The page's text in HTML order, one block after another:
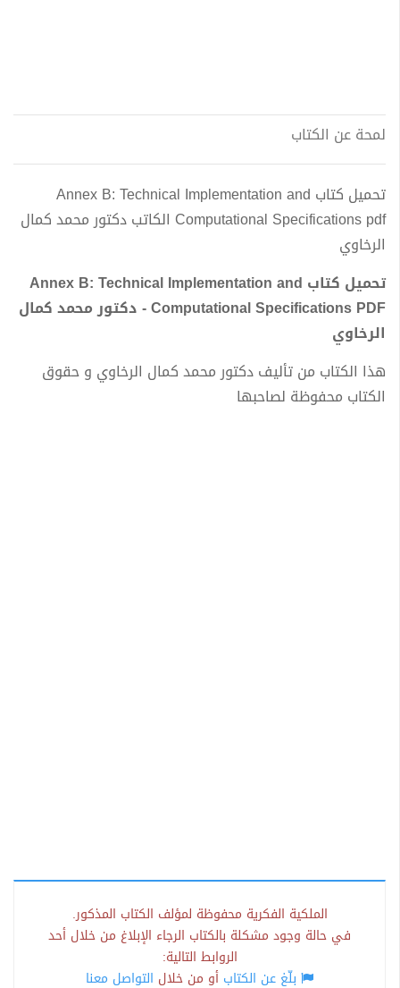
لمحة عن الكتاب
تحميل كتاب Annex B: Technical Implementation and
Computational Specifications pdf الكاتب دكتور محمد كمال
الرخاوي
تحميل كتاب Annex B: Technical Implementation and
Computational Specifications PDF - دكتور محمد كمال
الرخاوي
هذا الكتاب من تأليف دكتور محمد كمال الرخاوي و حقوق
الكتاب محفوظة لصاحبها
الملكية الفكرية محفوظة لمؤلف الكتاب المذكور.
في حالة وجود مشكلة بالكتاب الرجاء الإبلاغ من خلال أحد
الروابط التالية:
بلّغ عن الكتاب أو من خلال التواصل معنا